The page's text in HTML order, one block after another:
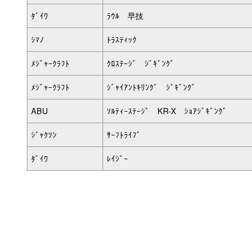
ﾀﾞｲﾜ ﾗｳﾙ 早技
ｼﾏﾉ ﾄﾗｽﾃｨｯｸ
ﾒｼﾞｬｰｸﾗﾌﾄ ｸﾛｽﾃｰｼﾞ ｼﾞｷﾞﾝｸﾞ
ﾒｼﾞｬｰｸﾗﾌﾄ ｼﾞｬｲｱﾝﾄｷﾘﾝｸﾞ ｼﾞｷﾞﾝｸﾞ
ABU ｿﾙﾃｨｰｽﾃｰｼﾞ KR-X ｼｮｱｼﾞｷﾞﾝｸﾞ
ｼﾞｬｸｿﾝ ｻｰﾌﾄﾗｲﾌﾞ
ﾀﾞｲﾜ ﾚｲｼﾞｰ